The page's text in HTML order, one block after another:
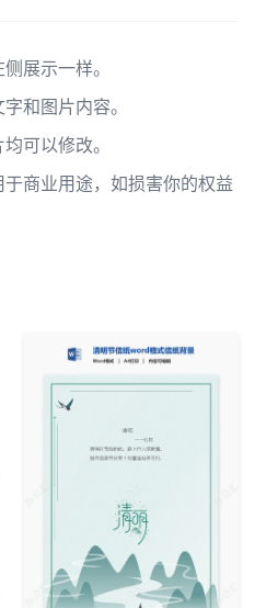
展示一样。
和图片内容。
可以修改。
商业用途，如损害你的权益